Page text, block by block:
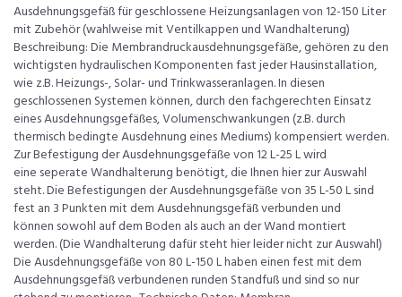
Ausdehnungsgefäß für geschlossene Heizungsanlagen von 12-150 Liter
mit Zubehör (wahlweise mit Ventilkappen und Wandhalterung)
Beschreibung: Die Membrandruckausdehnungsgefäße, gehören zu den
wichtigsten hydraulischen Komponenten fast jeder Hausinstallation,
wie z.B. Heizungs-, Solar- und Trinkwasseranlagen. In diesen
geschlossenen Systemen können, durch den fachgerechten Einsatz
eines Ausdehnungsgefäßes, Volumenschwankungen (z.B. durch
thermisch bedingte Ausdehnung eines Mediums) kompensiert werden.
Zur Befestigung der Ausdehnungsgefäße von 12 L-25 L wird
eine seperate Wandhalterung benötigt, die Ihnen hier zur Auswahl
steht. Die Befestigungen der Ausdehnungsgefäße von 35 L-50 L sind
fest an 3 Punkten mit dem Ausdehnungsgefäß verbunden und
können sowohl auf dem Boden als auch an der Wand montiert
werden. (Die Wandhalterung dafür steht hier leider nicht zur Auswahl)
Die Ausdehnungsgefäße von 80 L-150 L haben einen fest mit dem
Ausdehnungsgefäß verbundenen runden Standfuß und sind so nur